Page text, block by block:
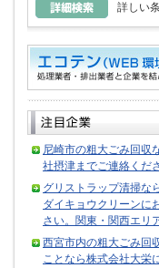
詳しい
尼崎市の粗大ごみ回収
社摂津までご連絡くだ
グリストラップ清掃な
ダイキョウクリーンに
さい。関東・関西エリ
西宮市内の粗大ごみ回
ことなら株式会社大栄